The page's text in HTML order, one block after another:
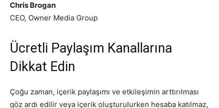
Chris Brogan
CEO, Owner Media Group
Ücretli Paylaşım Kanallarına
Dikkat Edin
Çoğu zaman, içerik paylaşımı ve etkileşimin arttırılması
göz ardı edilir veya içerik oluşturulurken hesaba katılmaz,